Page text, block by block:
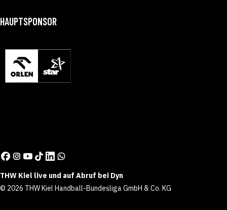
HAUPTSPONSOR
THW Kiel live und auf Abruf bei Dyn
© 2026 THW Kiel Handball-Bundesliga GmbH & Co. KG